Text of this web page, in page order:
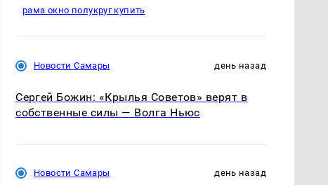
рама окно полукруг купить
Новости Самары день назад
Сергей Божин: «Крылья Советов» верят в
собственные силы — Волга Ньюс
Новости Самары день назад